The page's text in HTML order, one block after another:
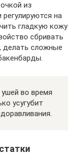
из
на
гладкую кожу
сбривать
делать сложные
во время
усугубит